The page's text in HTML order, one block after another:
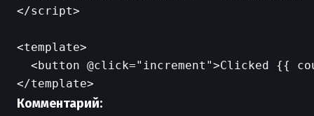
</script>
<template>
<button @click="increment">Clicked {{
Комментарий: